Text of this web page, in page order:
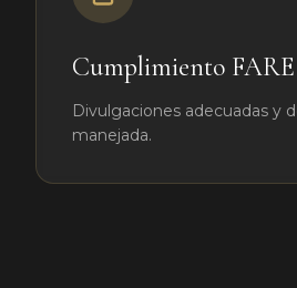
Cumplimiento FARE
Divulgaciones adecuadas y
manejada.